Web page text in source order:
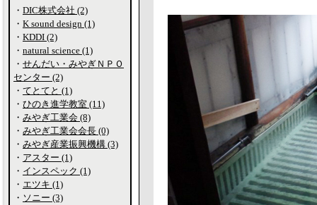
・ DIC株式会社 (2)
・ K sound design (1)
・ KDDI (2)
・ natural science (1)
・ せんだい・みやぎＮＰＯ
センター (2)
・ てとてと (1)
・ ひのき進学教室 (11)
・ みやぎ工業会 (8)
・ みやぎ工業会会長 (0)
・ みやぎ産業振興機構 (3)
・ アスター (1)
・ インスペック (1)
・ エツキ (1)
・ ソニー (3)